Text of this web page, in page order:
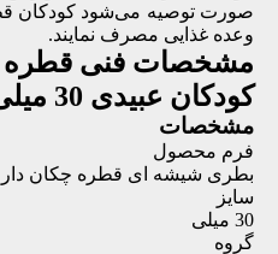
صورت توصیه می‌شود کودکان
وعده غذایی مصرف نمایند.
مشخصات فنی قطره
کودکان عبیدی 30 میلی
مشخصات
فرم محصول
بطری شیشه ای قطره چکان دار
سایز
30 میلی
گروه